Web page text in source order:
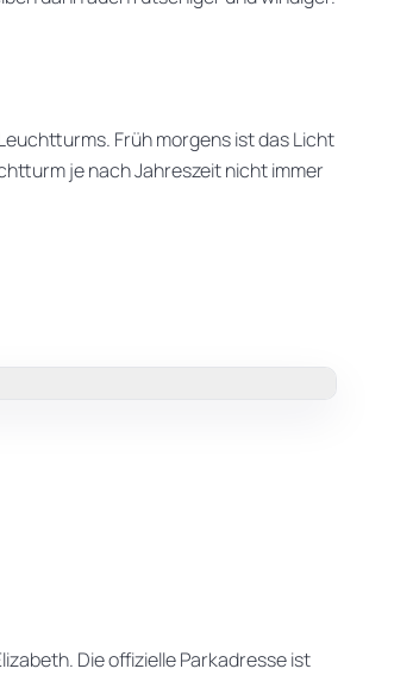
Früh morgens ist das Licht
je nach Jahreszeit nicht immer
Die offizielle Parkadresse ist